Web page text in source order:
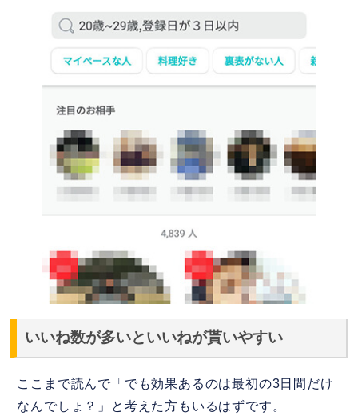
いいね数が多いといいねが貰いやすい
ここまで読んで「でも効果あるのは最初の3日間だけ
なんでしょ？」と考えた方もいるはずです。